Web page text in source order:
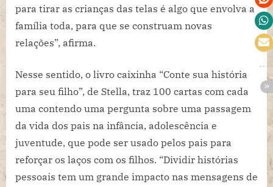
para tirar as crianças das telas é algo que envolva a
família toda, para que se construam novas
relações”, afirma.
Nesse sentido, o livro caixinha “Conte sua história
para seu filho”, de Stella, traz 100 cartas com cada
uma contendo uma pergunta sobre uma passagem
da vida dos pais na infância, adolescência e
juventude, que pode ser usado pelos pais para
reforçar os laços com os filhos. “Dividir histórias
pessoais tem um grande impacto nas mensagens de